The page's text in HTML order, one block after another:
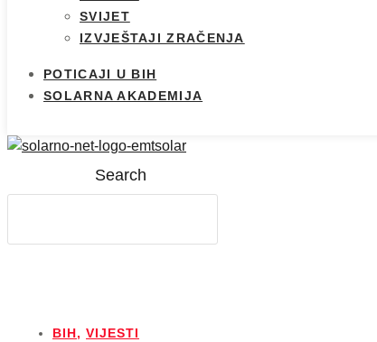
SVIJET
IZVJEŠTAJI ZRAČENJA
POTICAJI U BIH
SOLARNA AKADEMIJA
Search
BIH, VIJESTI